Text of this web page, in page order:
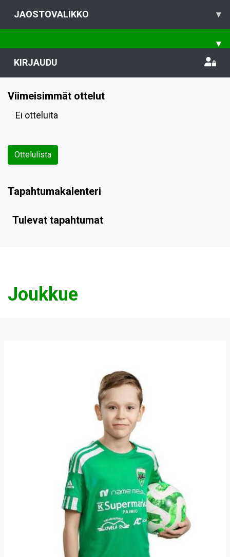
JAOSTOVALIKKO ▾
▾
KIRJAUDU
Viimeisimmät ottelut
Ei otteluita
Ottelulista
Tapahtumakalenteri
Tulevat tapahtumat
Joukkue